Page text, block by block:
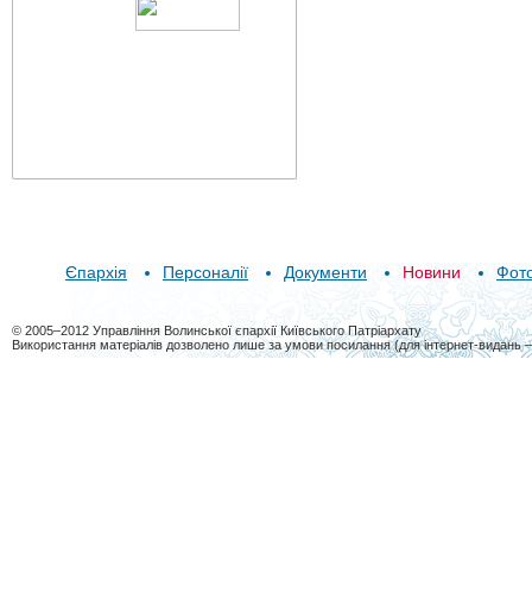
Єпархія Персоналії Документи Новини
© 2005–2012 Управління Волинської єпархії Київського Патріархату
Використання матеріалів дозволено лише за умови посилання (для інтернет-видань